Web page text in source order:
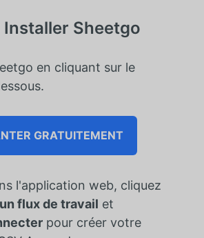
Installer Sheetgo
en cliquant sur le
GRATUITEMENT
l'application web, cliquez
flux de travail et
pour créer votre